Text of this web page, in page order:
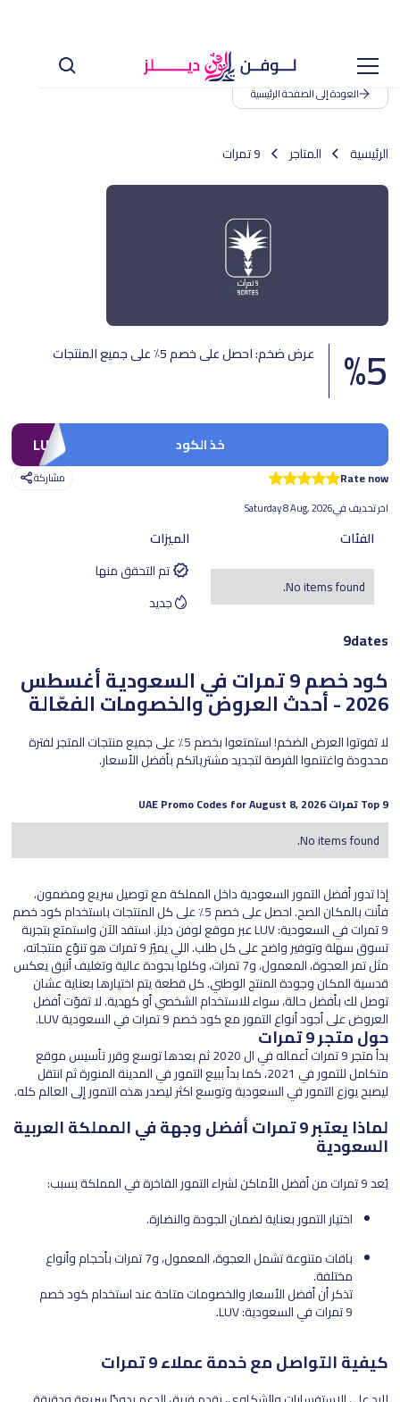
العودة إلى الصفحة الرئيسية
الرئيسية المتاجر 9 تمرات
5
% عرض ضخم: احصل على خصم 5٪ على جميع المنتجات
LUV خذ الكود
Rate now
مشاركة
اخر تحديف فيSaturday 8 Aug, 2026
الفئات
No items found.
الميزات
تم التحقق منها
جديد
9dates
كود خصم 9 تمرات في السعودية أغسطس
2026 - أحدث العروض والخصومات الفعّالة
لا تفوتوا العرض الضخم! استمتعوا بخصم 5٪ على جميع منتجات المتجر لفترة
محدودة واغتنموا الفرصة لتجديد مشترياتكم بأفضل الأسعار.
Top9 تمرات UAE Promo Codes for
August 8, 2026
No items found.
إذا تدور أفضل التمور السعودية داخل المملكة مع توصيل سريع ومضمون،
فأنت بالمكان الصح. احصل على خصم 5٪ على كل المنتجات باستخدام كود خصم
9 تمرات في السعودية: LUV عبر موقع لوفن ديلز. استفد الآن واستمتع بتجربة
تسوق سهلة وتوفير واضح على كل طلب. اللي يميّز 9 تمرات هو تنوّع منتجاته،
مثل تمر العجوة، المعمول، و7 تمرات، وكلها بجودة عالية وتغليف أنيق يعكس
قدسية المكان وجودة المنتج الوطني. كل قطعة يتم اختيارها بعناية عشان
توصل لك بأفضل حالة، سواء للاستخدام الشخصي أو كهدية. لا تفوّت أفضل
العروض على أجود أنواع التمور مع كود خصم 9 تمرات في السعودية LUV.
حول متجر 9 تمرات
بدأ متجر 9 تمرات أعماله في ال 2020 ثم بعدها توسع وقرر تأسيس موقع
متكامل للتمور في 2021، كما بدأ ببيع التمور في المدينة المنورة ثم انتقل
ليصبح يوزع التمور في السعودية وتوسع اكثر ليصدر هذه التمور إلى العالم كله.
لماذا يعتبر 9 تمرات أفضل وجهة في المملكة العربية
السعودية
يُعد 9 تمرات من أفضل الأماكن لشراء التمور الفاخرة في المملكة بسبب:
اختيار التمور بعناية لضمان الجودة والنضارة.
باقات متنوعة تشمل العجوة، المعمول، و7 تمرات بأحجام وأنواع
مختلفة.
تذكر أن أفضل الأسعار والخصومات متاحة عند استخدام كود خصم
9 تمرات في السعودية: LUV.
كيفية التواصل مع خدمة عملاء 9 تمرات